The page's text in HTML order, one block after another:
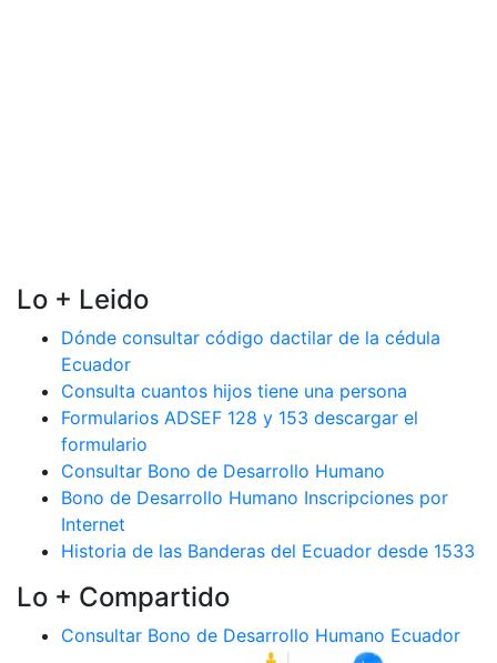
Lo + Leido
Dónde consultar código dactilar de la cédula
Ecuador
Consulta cuantos hijos tiene una persona
Formularios ADSEF 128 y 153 descargar el
formulario
Consultar Bono de Desarrollo Humano
Bono de Desarrollo Humano Inscripciones por
Internet
Historia de las Banderas del Ecuador desde 1533
Lo + Compartido
Consultar Bono de Desarrollo Humano Ecuador